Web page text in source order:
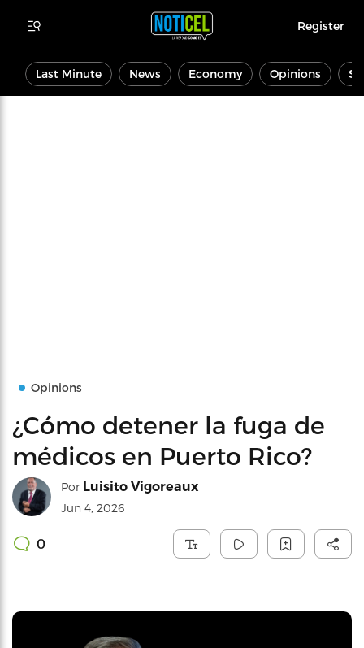
Register
Last Minute News Economy Opinions
Opinions
¿Cómo detener la fuga de
médicos en Puerto Rico?
Por Luisito Vigoreaux
Jun 4, 2026
0